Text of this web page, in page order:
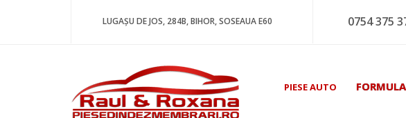
LUGAȘU DE JOS, 284B, BIHOR, SOSEAUA E60 0754 375
PIESE AUTO